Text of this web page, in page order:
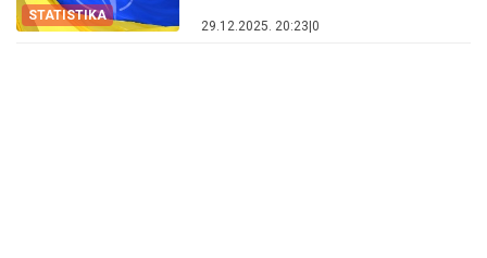
STATISTIKA
29.12.2025. 20:23 0